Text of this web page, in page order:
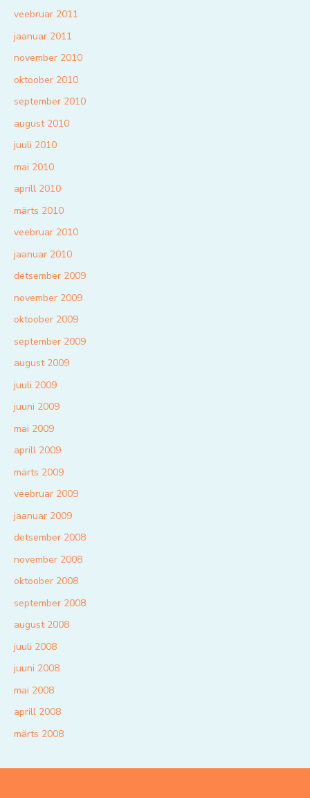
veebruar 2011
jaanuar 2011
november 2010
oktoober 2010
september 2010
august 2010
juuli 2010
mai 2010
aprill 2010
märts 2010
veebruar 2010
jaanuar 2010
detsember 2009
november 2009
oktoober 2009
september 2009
august 2009
juuli 2009
juuni 2009
mai 2009
aprill 2009
märts 2009
veebruar 2009
jaanuar 2009
detsember 2008
november 2008
oktoober 2008
september 2008
august 2008
juuli 2008
juuni 2008
mai 2008
aprill 2008
märts 2008